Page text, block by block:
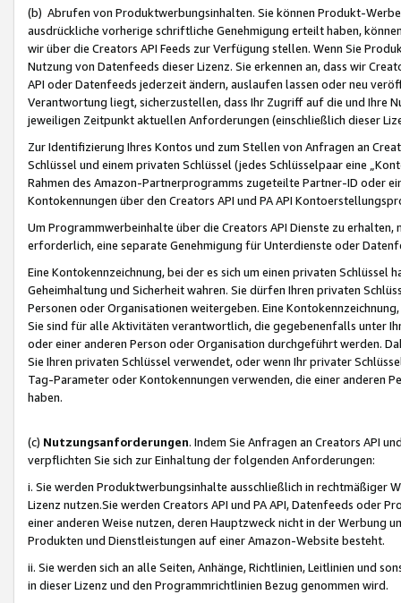
(b) Abrufen von Produktwerbungsinhalten. Sie können Produkt-
ausdrückliche vorherige schriftliche Genehmigung erteilt haben,
wir über die Creators API Feeds zur Verfügung stellen. Wenn Sie
Nutzung von Datenfeeds dieser Lizenz. Sie erkennen an, dass wir
API oder Datenfeeds jederzeit ändern, auslaufen lassen oder neu
Verantwortung liegt, sicherzustellen, dass Ihr Zugriff auf die und Ihre
jeweiligen Zeitpunkt aktuellen Anforderungen (einschließlich dieser
Zur Identifizierung Ihres Kontos und zum Stellen von Anfragen an
Schlüssel und einem privaten Schlüssel (jedes Schlüsselpaar eine
Rahmen des Amazon-Partnerprogramms zugeteilte Partner-ID oder
Kontokennungen über den Creators API und PA API
Um Programmwerbeinhalte über die Creators API Dienste zu
erforderlich, eine separate Genehmigung für Unterdienste oder
Eine Kontokennzeichnung, bei der es sich um einen privaten
Geheimhaltung und Sicherheit wahren. Sie dürfen Ihren privaten
Personen oder Organisationen weitergeben. Eine
Sie sind für alle Aktivitäten verantwortlich, die gegebenenfalls unter
oder einer anderen Person oder Organisation durchgeführt werden.
Sie Ihren privaten Schlüssel verwendet, oder wenn Ihr privater
Tag-Parameter oder Kontokennungen verwenden, die einer anderen
haben.
(c) Nutzungsanforderungen. Indem Sie Anfragen an Creators API
verpflichten Sie sich zur Einhaltung der folgenden Anforderungen:
i. Sie werden Produktwerbungsinhalte ausschließlich in rechtmäßiger
Lizenz nutzen.Sie werden Creators API und PA API, Datenfeeds oder
einer anderen Weise nutzen, deren Hauptzweck nicht in der Werbung
Produkten und Dienstleistungen auf einer Amazon-Website besteht.
ii. Sie werden sich an alle Seiten, Anhänge, Richtlinien, Leitlinien und
in dieser Lizenz und den Programmrichtlinien Bezug genommen wird.